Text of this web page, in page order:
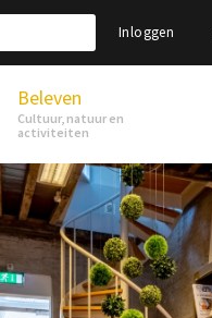
Inloggen
Beleven
Cultuur, natuur en
activiteiten